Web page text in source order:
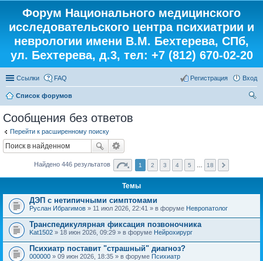
Форум Национального медицинского
исследовательского центра психиатрии и
неврологии имени В.М. Бехтерева, СПб,
ул. Бехтерева, д.3, тел: +7 (812) 670-02-20
Ссылки FAQ Вход
Регистрация
Список форумов
Сообщения без ответов
Перейти к расширенному поиску
Найдено 446 результатов 1 2 3 4 5 18
Темы
ДЭП с нетипичными симптомами
Руслан Ибрагимов » 11 июл 2026, 22:41 » в форуме Невропатолог
Транспедикулярная фиксация позвоночника
Kat1502 » 18 июн 2026, 09:29 » в форуме Нейрохирург
Психиатр поставит "страшный" диагноз?
000000 » 09 июн 2026, 18:35 » в форуме Психиатр